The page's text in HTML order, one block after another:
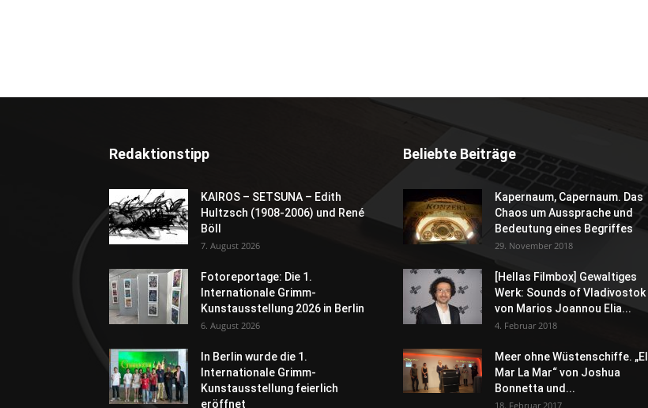
Redaktionstipp
KAIROS – SETSUNA – Edith
Hultzsch (1908-2006) und René
Böll
7. August 2026
Fotoreportage: Die 1.
Internationale Grimm-
Kunstausstellung 2026 in Berlin
6. August 2026
In Berlin wurde die 1.
Internationale Grimm-
Kunstausstellung feierlich
eröffnet
Beliebte Beiträge
Kapernaum, Capernaum. Das
Chaos um Aussprache und
Bedeutung eines Begriffes
29. November 2018
[Hellas Filmbox] Gewaltiges
Werk: Sounds of Vladivostok
von Marios Joannou Elia...
4. Februar 2018
Meer ohne Wüstenschiffe. „El
Mar La Mar“ von Joshua
Bonnetta und...
18. Februar 2017